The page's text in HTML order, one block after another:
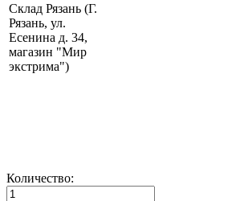
Склад Рязань (Г.
Рязань, ул.
Есенина д. 34,
магазин "Мир
экстрима")
Количество: